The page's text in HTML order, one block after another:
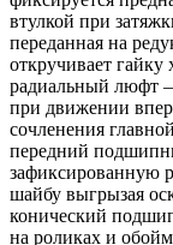
втулкой при
переданная на
откручивает гайку
радиальный люфт
при движении
сочленения
передний
зафиксированную
шайбу выгрызая
конический
на роликах и